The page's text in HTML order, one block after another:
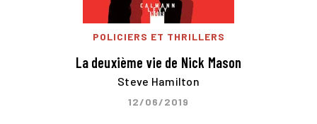
POLICIERS ET THRILLERS
La deuxième vie de Nick Mason
Steve Hamilton
12/06/2019